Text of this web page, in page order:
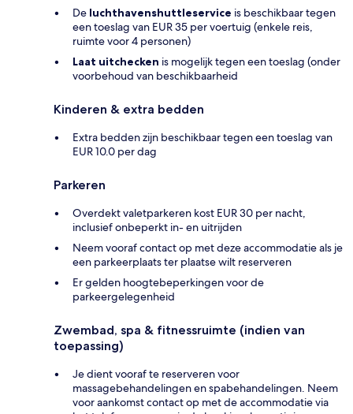
De luchthavenshuttleservice is beschikbaar tegen
een toeslag van EUR 35 per voertuig (enkele reis,
ruimte voor 4 personen)
Laat uitchecken is mogelijk tegen een toeslag (onder
voorbehoud van beschikbaarheid
Kinderen & extra bedden
Extra bedden zijn beschikbaar tegen een toeslag van
EUR 10.0 per dag
Parkeren
Overdekt valetparkeren kost EUR 30 per nacht,
inclusief onbeperkt in- en uitrijden
Neem vooraf contact op met deze accommodatie als je
een parkeerplaats ter plaatse wilt reserveren
Er gelden hoogtebeperkingen voor de
parkeergelegenheid
Zwembad, spa & fitnessruimte (indien van
toepassing)
Je dient vooraf te reserveren voor
massagebehandelingen en spabehandelingen. Neem
voor aankomst contact op met de accommodatie via